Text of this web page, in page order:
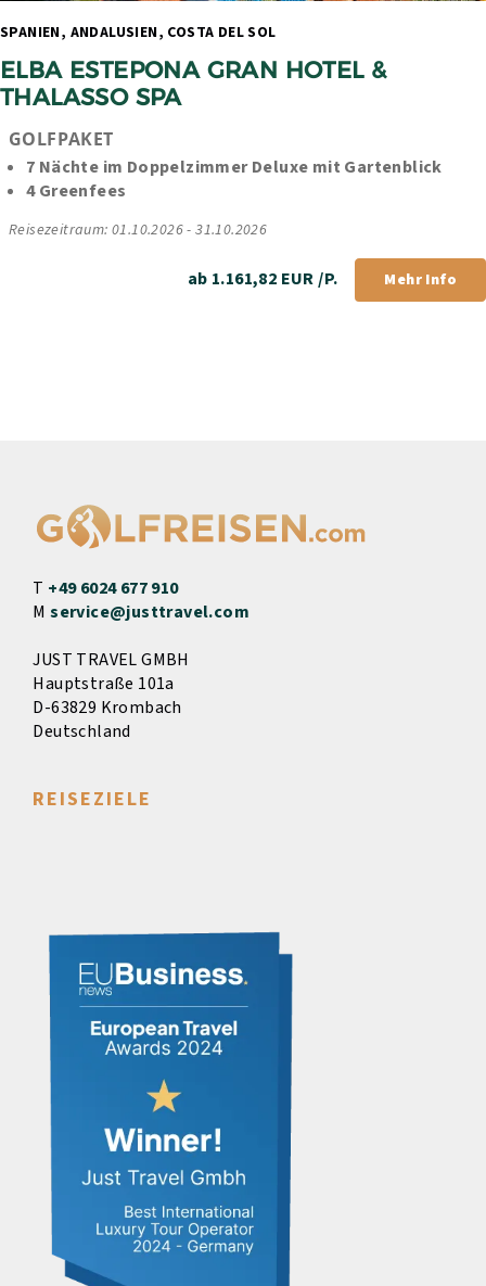
ELBA ESTEPONA GRAN HOTEL &
THALASSO SPA
GOLFPAKET
7 Nächte im Doppelzimmer Deluxe mit Gartenblick
4 Greenfees
Reisezeitraum: 01.10.2026 - 31.10.2026
ab 1.161,82 EUR /P. Mehr Info
T +49 6024 677 910
Mservice@justtravel.com
JUST TRAVEL GMBH
Hauptstraße 101a
D-63829 Krombach
Deutschland
REISEZIELE